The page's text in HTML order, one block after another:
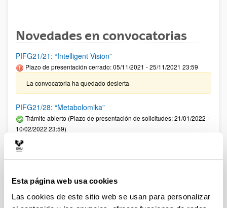
Esta página web usa cookies
Las cookies de este sitio web se usan para personalizar
Novedades en convocatorias
PIFG21/21: “Intelligent Vision”
Plazo de presentación cerrado: 05/11/2021 - 25/11/2021 23:59
La convocatoria ha quedado desierta
PIFG21/28: “Metabolomika”
Trámite abierto (Plazo de presentación de solicitudes: 21/01/2022 -
10/02/2022 23:59)
investigación colaborativa en áreas estratégicas